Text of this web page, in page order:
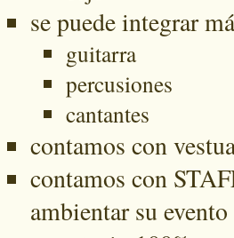
se puede integrar
guitarra
percusiones
cantantes
contamos con
contamos con
ambientar su